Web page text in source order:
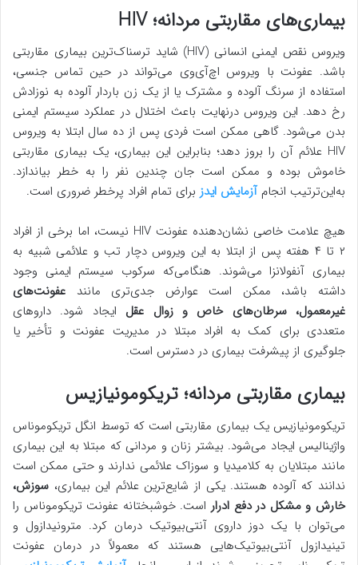
بیماری‌های مقاربتی مردانه؛ HIV
ویروس نقص ایمنی انسانی (HIV) شاید ترسناک‌ترین بیماری مقاربتی
باشد. عفونت با ویروس اچ‌آی‌وی می‌تواند در حین تماس جنسی،
استفاده از سرنگ آلوده و مشترک یا از یک زن باردار آلوده به نوزادش
رخ دهد. این ویروس درنهایت باعث اختلال در عملکرد سیستم ایمنی
بدن می‌شود. گاهی ممکن است فردی پس از ده سال ابتلا به ویروس
HIV علائم آن را بروز دهد؛ بنابراین این بیماری، یک بیماری مقاربتی
خاموش بوده و ممکن است جان چندین نفر را به خطر بیاندازد.
به‌این‌ترتیب انجامآزمایش ایدز برای تمام افراد پرخطر ضروری است.
هیچ علامت خاصی نشان‌دهنده عفونت HIV نیست، اما برخی از افراد
۲ تا ۴ هفته پس از ابتلا به این ویروس دچار تب و علائمی شبیه به
بیماری آنفولانزا می‌شوند. هنگامی‌که سرکوب سیستم ایمنی وجود
داشته باشد، ممکن است عوارض جدی‌تری مانند عفونت‌های
غیرمعمول، سرطان‌های خاص و زوال عقل ایجاد شود. داروهای
متعددی برای کمک به افراد مبتلا در مدیریت عفونت و تأخیر یا
جلوگیری از پیشرفت بیماری در دسترس است.
بیماری مقاربتی مردانه؛ تریکومونیازیس
تریکومونیازیس یک بیماری مقاربتی است که توسط انگل تریکوموناس
واژینالیس ایجاد می‌شود. بیشتر زنان و مردانی که مبتلا به این بیماری
مانند مبتلایان به کلامیدیا و سوزاک علائمی ندارند و حتی ممکن است
ندانند که آلوده هستند. یکی از شایع‌ترین علائم این بیماری، سوزش،
خارش و مشکل در دفع ادرار است. خوشبختانه عفونت تریکوموناس را
می‌توان با یک دوز داروی آنتی‌بیوتیک درمان کرد. مترونیدازول و
تینیدازول آنتی‌بیوتیک‌هایی هستند که معمولاً در درمان عفونت